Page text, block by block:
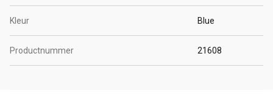
Kleur Blue
Productnummer 21608